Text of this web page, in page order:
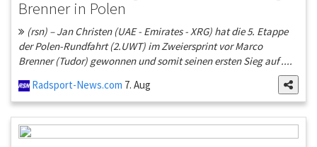
Brenner in Polen
(rsn) – Jan Christen (UAE - Emirates - XRG) hat die 5. Etappe
der Polen-Rundfahrt (2.UWT) im Zweiersprint vor Marco
Brenner (Tudor) gewonnen und somit seinen ersten Sieg auf ....
Radsport-News.com 7. Aug